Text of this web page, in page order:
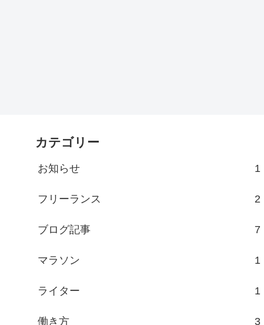
カテゴリー
お知らせ 1
フリーランス 2
ブログ記事 7
マラソン 1
ライター 1
働き方 3